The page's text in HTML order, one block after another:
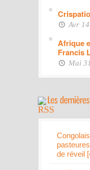
Avr
Afrique
Francis
Mai
de réveil